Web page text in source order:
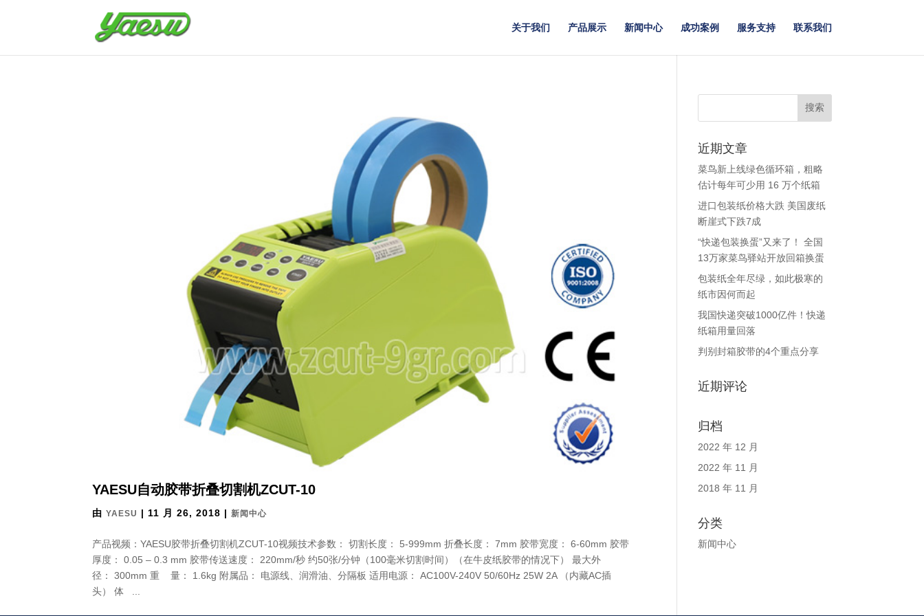
关于我们 产品展示 新闻中心 成功案例 服务支持 联系我们
YAESU自动胶带折叠切割机ZCUT-10
由YAESU | 11 月 26, 2018 |新闻中心
产品视频：YAESU胶带折叠切割机ZCUT-10视频技术参数： 切割长度： 5-999mm 折叠长度： 7mm 胶带宽度： 6-60mm 胶带
厚度： 0.05 – 0.3 mm 胶带传送速度： 220mm/秒 约50张/分钟（100毫米切割时间）（在牛皮纸胶带的情况下） 最大外
径： 300mm 重 量： 1.6kg 附属品： 电源线、润滑油、分隔板 适用电源： AC100V-240V 50/60Hz 25W 2A （内藏AC插
头） 体 ...
近期文章
菜鸟新上线绿色循环箱，粗略
估计每年可少用 16 万个纸箱
进口包装纸价格大跌 美国废纸
断崖式下跌7成
“快递包装换蛋”又来了！ 全国
13万家菜鸟驿站开放回箱换蛋
包装纸全年尽绿，如此极寒的
纸市因何而起
我国快递突破1000亿件！快递
纸箱用量回落
判别封箱胶带的4个重点分享
近期评论
归档
2022 年 12 月
2022 年 11 月
2018 年 11 月
分类
新闻中心